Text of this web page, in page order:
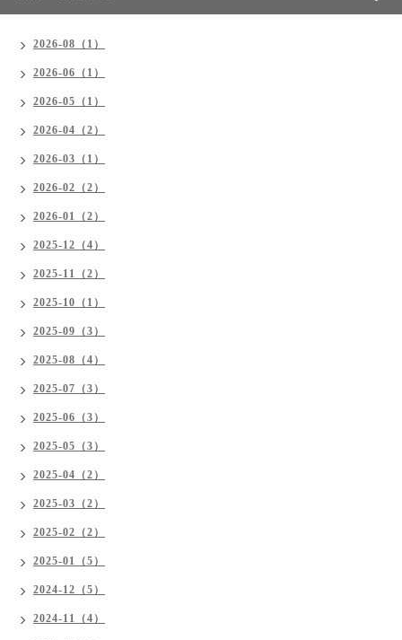
2026-08（1）
2026-06（1）
2026-05（1）
2026-04（2）
2026-03（1）
2026-02（2）
2026-01（2）
2025-12（4）
2025-11（2）
2025-10（1）
2025-09（3）
2025-08（4）
2025-07（3）
2025-06（3）
2025-05（3）
2025-04（2）
2025-03（2）
2025-02（2）
2025-01（5）
2024-12（5）
2024-11（4）